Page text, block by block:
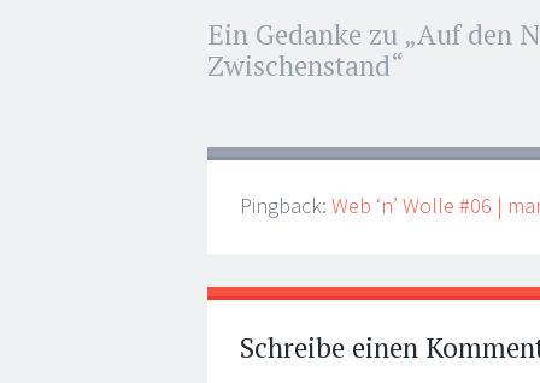
Artikel-
Navigation
←
→
Ein Gedanke zu „Auf den
Zwischenstand“
Pingback: Web ‘n’ Wolle #06 |
Schreibe einen